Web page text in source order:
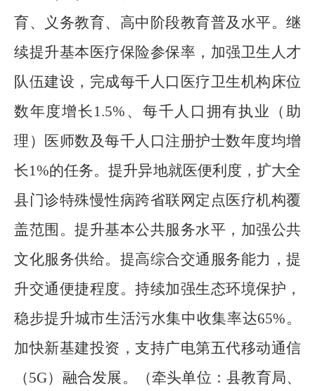
育、义务教育、高中阶段教育普及水平。继
续提升基本医疗保险参保率，加强卫生人才
队伍建设， 完成每千人口医疗卫生机构床位
数年度增长 1.5% 、每千人口拥有执业（助
理）医师数及每千人口注册护士数年度均增
长1%的任务。提升异地就医便利度，扩大全
县门诊特殊慢性病跨省联网定点医疗机构覆
盖范围。提升基本公共服务水平，加强公共
文化服务供给。提高综合交通服务能力，提
升交通便捷程度。持续加强生态环境保护 ，
稳步提升城市生活污水集中收集率达65%。
加快新基建投资，支持广电第五代移动通信
（5G）融合发展。 （牵头单位：县教育局、